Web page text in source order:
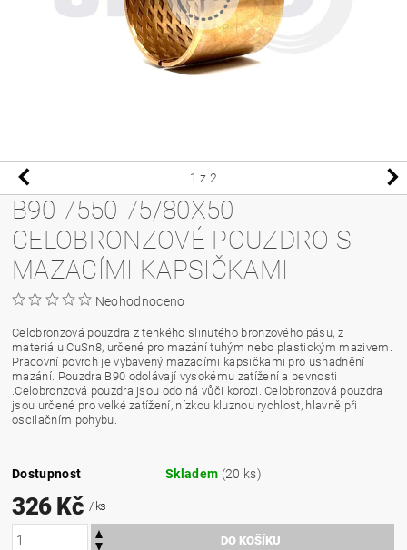
1 z 2
B90 7550 75/80X50
CELOBRONZOVÉ POUZDRO S
MAZACÍMI KAPSIČKAMI
Neohodnoceno
Celobronzová pouzdra z tenkého slinutého bronzového pásu, z
materiálu CuSn8, určené pro mazání tuhým nebo plastickým mazivem.
Pracovní povrch je vybavený mazacími kapsičkami pro usnadnění
mazání. Pouzdra B90 odolávají vysokému zatížení a pevnosti
.Celobronzová pouzdra jsou odolná vůči korozi. Celobronzová pouzdra
jsou určené pro velké zatížení, nízkou kluznou rychlost, hlavně při
oscilačním pohybu.
Dostupnost Skladem (20 ks)
326 Kč / ks